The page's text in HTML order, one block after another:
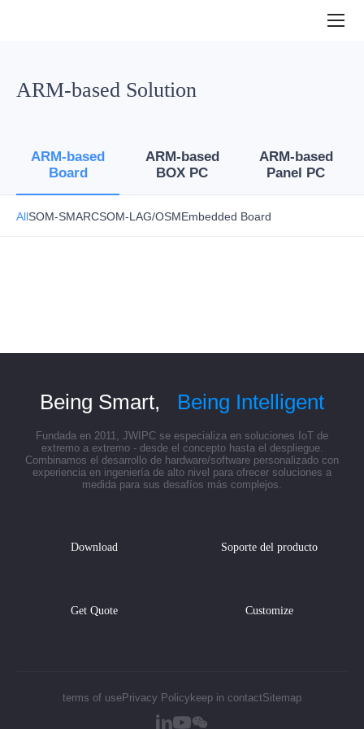
ARM-based Solution
ARM-based
Board
ARM-based
BOX PC
ARM-based
Panel PC
AllSOM-SMARCSOM-LAG/OSMEmbedded Board
Being Smart, Being Intelligent
Fundada en 2011, JWIPC se especializa en soluciones IoT de
extremo a extremo - desde el concepto hasta el despliegue.
Combinamos el desarrollo de hardware/software personalizado con
experiencia en ingeniería de alto nivel para ofrecer soluciones a
medida para sus desafíos más complejos.
Download Soporte del producto
Get Quote Customize
terms of usePrivacy Policy keep in contactSitemap